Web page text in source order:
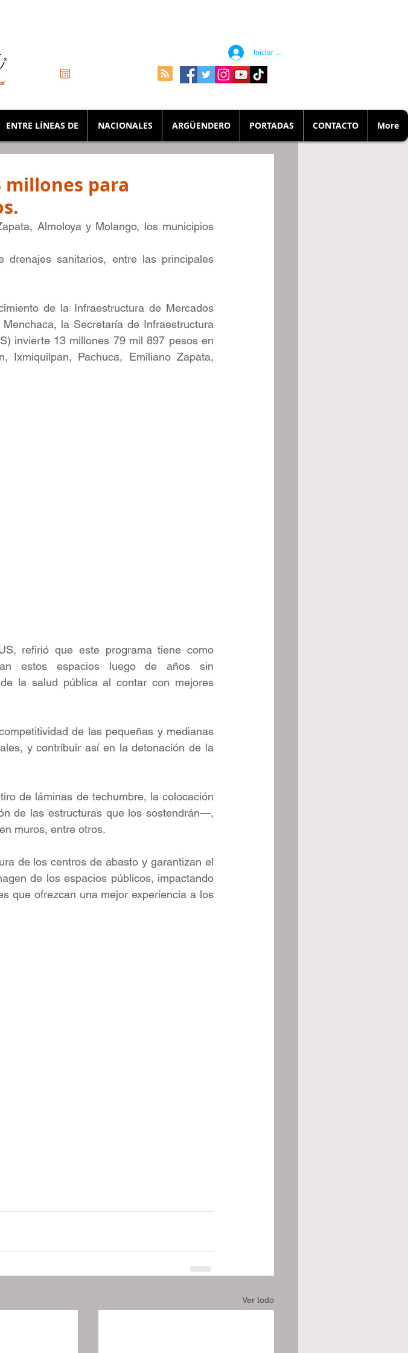
Iniciar sesión
ENTRE LÍNEAS DE NACIONALES ARGÜENDERO PORTADAS CONTACTO More
millones para
Almoloya y Molango, los municipios
drenajes sanitarios, entre las principales
de la Infraestructura de Mercados
la Secretaría de Infraestructura
invierte 13 millones 79 mil 897 pesos en
Ixmiquilpan, Pachuca, Emiliano Zapata,
refirió que este programa tiene como
estos espacios luego de años sin
la salud pública al contar con mejores
de las pequeñas y medianas
y contribuir así en la detonación de la
de láminas de techumbre, la colocación
de las estructuras que los sostendrán—,
muros, entre otros.
de los centros de abasto y garantizan el
de los espacios públicos, impactando
que ofrezcan una mejor experiencia a los
Ver todo